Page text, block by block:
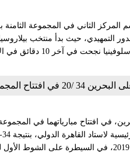
التمهيدي، حيث بدأ منتخب
نظيره السلوفيني وتقدم بفارق 4 أهداف
الرابعة في مونديال اليد
في افتتاح مبارياتهما في المجموعة
حامل لقب النسخة الأخيرة لبطولة العالم عام 2019، في